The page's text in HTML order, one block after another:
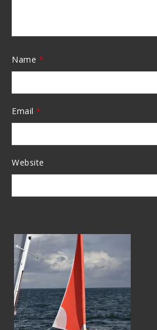
Name *
Email*
Website